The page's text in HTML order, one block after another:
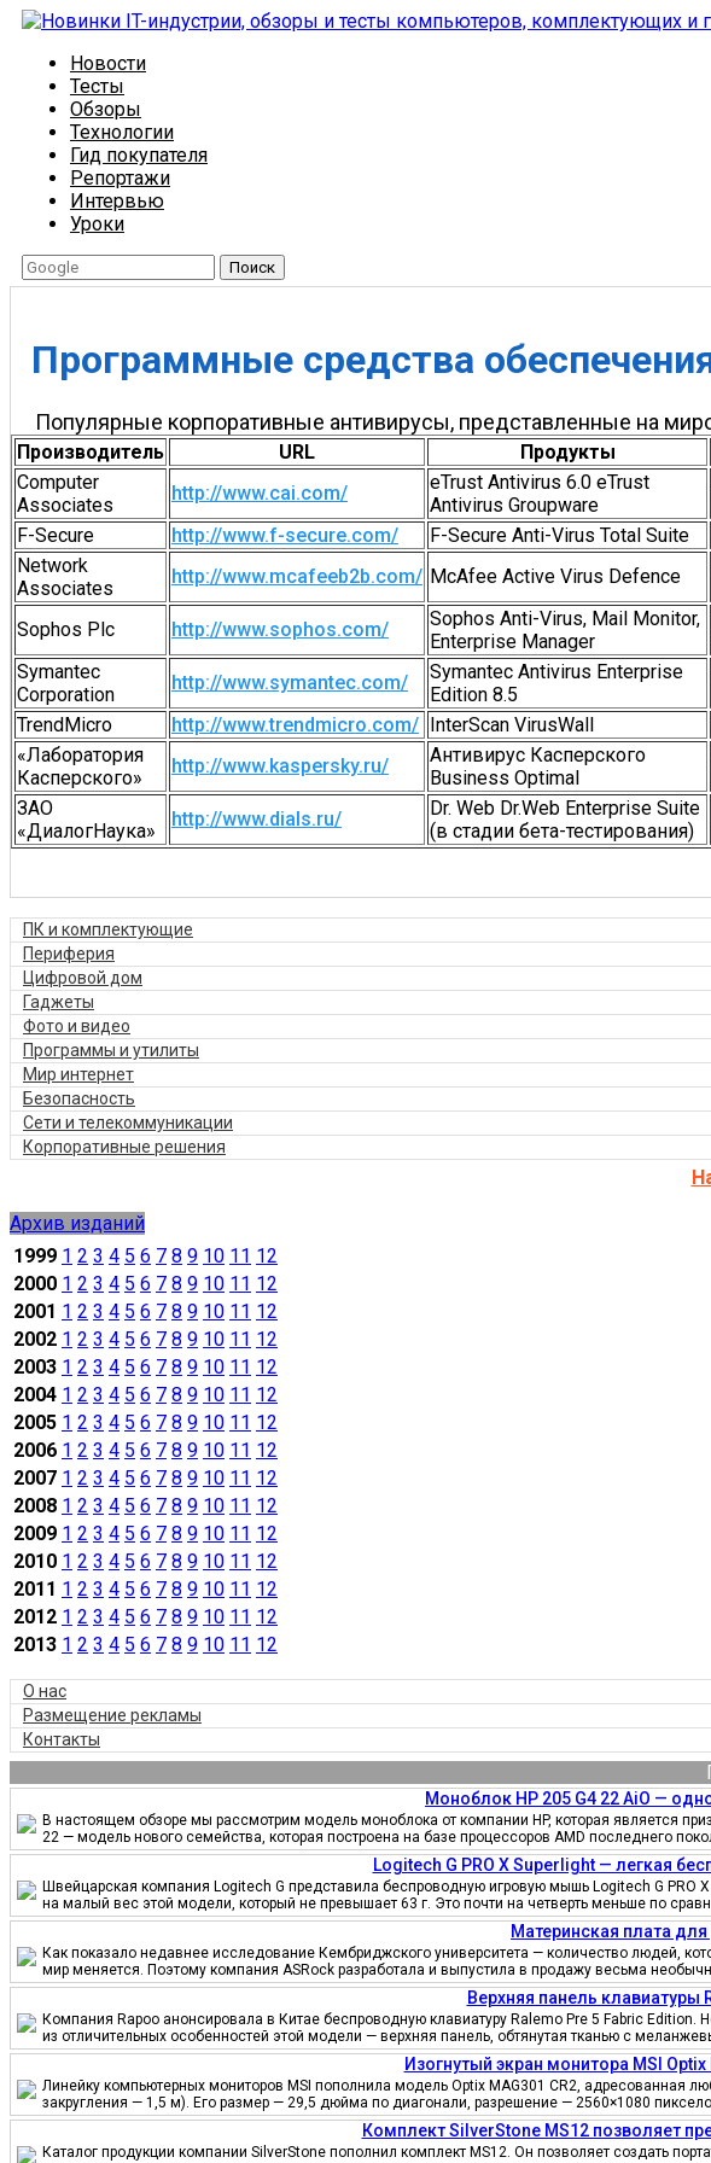
Новости
Тесты
Обзоры
Технологии
Гид покупателя
Репортажи
Интервью
Уроки
Поиск
Программные средства
Популярные корпоративные антивирусы, представленные на
Производитель URL Продукты
Computer
Associates
http://www.cai.com/
eTrust Antivirus 6.0 eTrust
Antivirus Groupware
F-Secure
http://www.f-secure.com/ F-Secure Anti-Virus Total Suite
Network
Associates
http://www.mcafeeb2b.com/ McAfee Active Virus Defence
Sophos Plc http://www.sophos.com/
Sophos Anti-Virus, Mail Monitor,
Enterprise Manager
Symantec
Corporation
http://www.symantec.com/
Symantec Antivirus Enterprise
Edition 8.5
TrendMicro
http://www.trendmicro.com/ InterScan VirusWall
«Лаборатория
Касперского»
http://www.kaspersky.ru/
Антивирус Касперского
Business Optimal
ЗАО
«ДиалогНаука»
http://www.dials.ru/
Dr. Web Dr.Web Enterprise Suite
(в стадии бета-тестирования)
ПК и комплектующие
Периферия
Цифровой дом
Гаджеты
Фото и видео
Программы и утилиты
Мир интернет
Безопасность
Сети и телекоммуникации
Корпоративные решения
Архив изданий
1999 1 2 3 4 5 6 7 8 9 10 11 12
2000 1 2 3 4 5 6 7 8 9 10 11 12
2001 1 2 3 4 5 6 7 8 9 10 11 12
2002 1 2 3 4 5 6 7 8 9 10 11 12
2003 1 2 3 4 5 6 7 8 9 10 11 12
2004 1 2 3 4 5 6 7 8 9 10 11 12
2005 1 2 3 4 5 6 7 8 9 10 11 12
2006 1 2 3 4 5 6 7 8 9 10 11 12
2007 1 2 3 4 5 6 7 8 9 10 11 12
2008 1 2 3 4 5 6 7 8 9 10 11 12
2009 1 2 3 4 5 6 7 8 9 10 11 12
2010 1 2 3 4 5 6 7 8 9 10 11 12
2011 1 2 3 4 5 6 7 8 9 10 11 12
2012 1 2 3 4 5 6 7 8 9 10 11 12
2013 1 2 3 4 5 6 7 8 9 10 11 12
О нас
Размещение рекламы
Контакты
Моноблок HP 205 G4 22 AiO —
В настоящем обзоре мы рассмотрим модель моноблока от компании HP, которая является
22 — модель нового семейства, которая построена на базе процессоров AMD последнего
Logitech G PRO X Superlight — легкая
Швейцарская компания Logitech G представила беспроводную игровую мышь Logitech G PRO
на малый вес этой модели, который не превышает 63 г. Это почти на четверть меньше по
Материнская плата
Как показало недавнее исследование Кембриджского университета — количество людей,
мир меняется. Поэтому компания ASRock разработала и выпустила в продажу весьма
Верхняя панель клавиатуры
Компания Rapoo анонсировала в Китае беспроводную клавиатуру Ralemo Pre 5 Fabric
из отличительных особенностей этой модели — верхняя панель, обтянутая тканью с
Изогнутый экран монитора MSI
Линейку компьютерных мониторов MSI пополнила модель Optix MAG301 CR2, адресованная
закругления — 1,5 м). Его размер — 29,5 дюйма по диагонали, разрешение — 2560×1080
Комплект SilverStone MS12 позволяет
Каталог продукции компании SilverStone пополнил комплект MS12. Он позволяет создать